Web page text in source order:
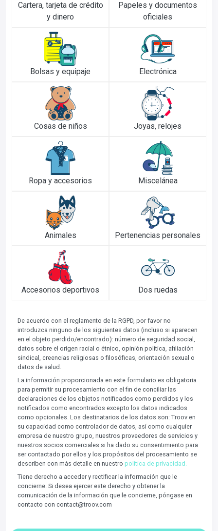
Cartera, tarjeta de crédito
y dinero
Papeles y documentos
oficiales
Bolsas y equipaje Electrónica
Cosas de niños Joyas, relojes
Ropa y accesorios Miscelánea
Animales Pertenencias personales
Accesorios deportivos Dos ruedas
De acuerdo con el reglamento de la RGPD, por favor no
introduzca ninguno de los siguientes datos (incluso si aparecen
en el objeto perdido/encontrado): número de seguridad social,
datos sobre el origen racial o étnico, opinión política, afiliación
sindical, creencias religiosas o filosóficas, orientación sexual o
datos de salud.
La información proporcionada en este formulario es obligatoria
para permitir su procesamiento con el fin de conciliar las
declaraciones de los objetos notificados como perdidos y los
notificados como encontrados excepto los datos indicados
como opcionales. Los destinatarios de los datos son: Troov en
su capacidad como controlador de datos, así como cualquier
empresa de nuestro grupo, nuestros proveedores de servicios y
nuestros socios comerciales si ha dado su consentimiento para
ser contactado por ellos y los propósitos del procesamiento se
describen con más detalle en nuestro política de privacidad.
Tiene derecho a acceder y rectificar la información que le
concierne. Si desea ejercer este derecho y obtener la
comunicación de la información que le concierne, póngase en
contacto con contact@troov.com